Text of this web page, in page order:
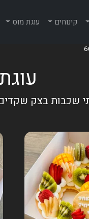
קינוחים עוגת מוס
עוגת
שכבות בצק שקדים